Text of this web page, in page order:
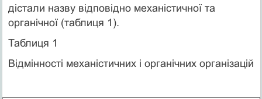
дістали назву відповідно механістичної та
органічної (таблиця 1).
Таблиця 1
Відмінності механістичних і органічних організацій